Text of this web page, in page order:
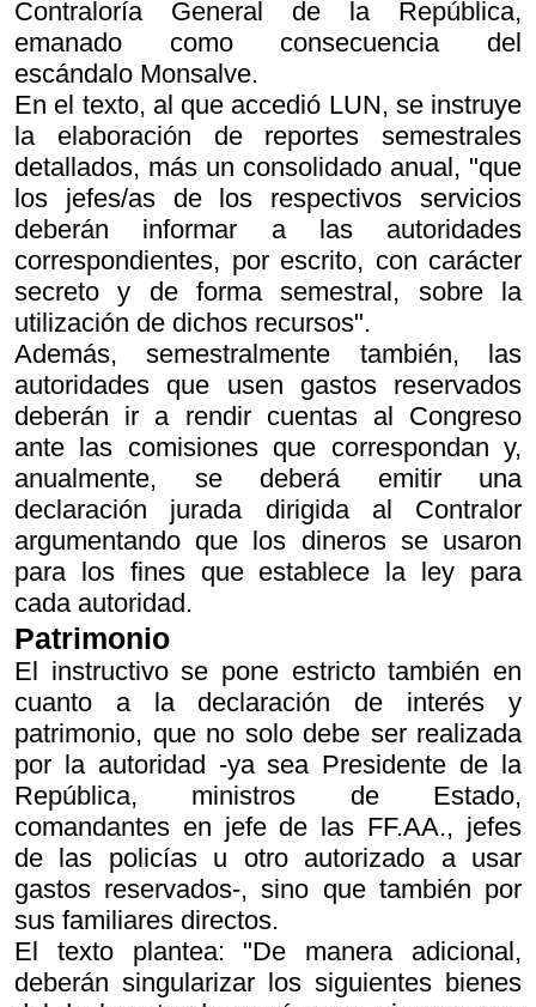
Contraloría General de la República,
emanado como consecuencia del
escándalo Monsalve.
En el texto, al que accedió LUN, se instruye
la elaboración de reportes semestrales
detallados, más un consolidado anual, "que
los jefes/as de los respectivos servicios
deberán informar a las autoridades
correspondientes, por escrito, con carácter
secreto y de forma semestral, sobre la
utilización de dichos recursos".
Además, semestralmente también, las
autoridades que usen gastos reservados
deberán ir a rendir cuentas al Congreso
ante las comisiones que correspondan y,
anualmente, se deberá emitir una
declaración jurada dirigida al Contralor
argumentando que los dineros se usaron
para los fines que establece la ley para
cada autoridad.
Patrimonio
El instructivo se pone estricto también en
cuanto a la declaración de interés y
patrimonio, que no solo debe ser realizada
por la autoridad -ya sea Presidente de la
República, ministros de Estado,
comandantes en jefe de las FF.AA., jefes
de las policías u otro autorizado a usar
gastos reservados-, sino que también por
sus familiares directos.
El texto plantea: "De manera adicional,
deberán singularizar los siguientes bienes